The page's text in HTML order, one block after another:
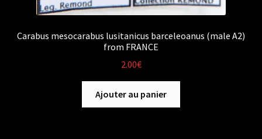
Carabus mesocarabus lusitanicus barceleoanus (male A2)
from FRANCE
2.00€
Ajouter au panier